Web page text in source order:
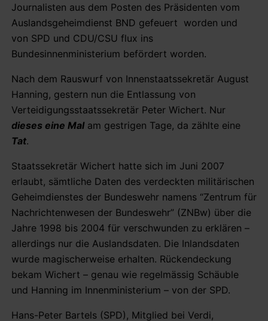
Journalisten aus dem Posten des Präsidenten vom
Auslandsgeheimdienst BND gefeuert worden und
von SPD und CDU/CSU flux ins
Bundesinnenministerium befördert worden.
Nach dem Rauswurf von Innenstaatssekretär August
Hanning, gestern nun die Entlassung von
Verteidigungsstaatssekretär Peter Wichert. Nur
dieses eine Malam gestrigen Tage, da zählte eine
Tat.
Staatssekretär Wichert hatte sich im Juni 2007
erlaubt, sämtliche Daten des verdeckten militärischen
Geheimdienstes der Bundeswehr namens “Zentrum für
Nachrichtenwesen der Bundeswehr” (ZNBw) über die
Jahre 1998 bis 2004 für verschwunden zu erklären –
allerdings nur die Auslandsdaten. Die Inlandsdaten
wurde magischerweise erhalten. Rückendeckung
bekam Wichert – genau wie regelmässig Schäuble
und Hanning im Innenministerium – von der SPD.
Hans-Peter Bartels (SPD), Mitglied bei Verdi,